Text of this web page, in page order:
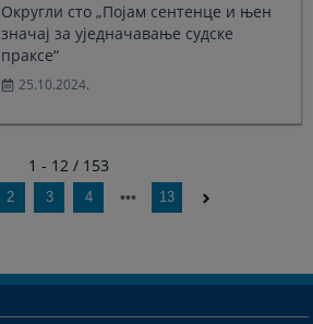
Округли сто „Појам сентенце и њен
значај за уједначавање судске
праксе“
25.10.2024.
1 - 12 / 153
2 3 4 13